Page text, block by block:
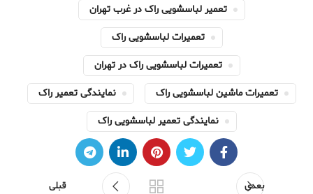
تعمیر لباسشویی راک در غرب تهران
تعمیرات لباسشویی راک
تعمیرات لباسشویی راک در تهران
تعمیرات ماشین لباسشویی راک
نمایندگی تعمیر راک
نمایندگی تعمیر لباسشویی راک
بعدی قبلی